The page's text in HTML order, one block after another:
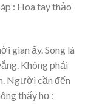
: Hoa tay thảo
gian ấy. Song là
Không phải
Người cần đến
thấy họ :